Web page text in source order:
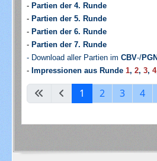
- Partien der 4. Runde
- Partien der 5. Runde
- Partien der 6. Runde
- Partien der 7. Runde
- Download aller Partien imCBV-/
- Impressionen aus Runde 1,2,3,4
1 2 3 4